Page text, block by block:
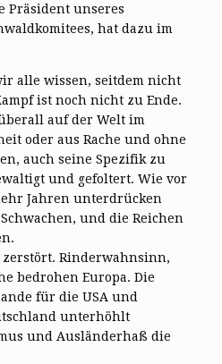
Präsident unseres
hat dazu im
alle wissen, seitdem nicht
ist noch nicht zu Ende.
auf der Welt im
oder aus Rache und ohne
auch seine Spezifik zu
und gefoltert. Wie vor
Jahren unterdrücken
und die Reichen
Rinderwahnsinn,
bedrohen Europa. Die
für die USA und
unterhöhlt
und Ausländerhaß die